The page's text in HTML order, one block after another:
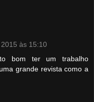
às 15:10
bom ter um trabalho
grande revista como a